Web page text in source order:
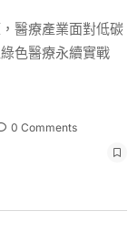
醫療產業面對低碳
色醫療永續實戰
0 Comments